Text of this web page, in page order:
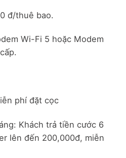
đ/thuê bao.
Wi-Fi 5 hoặc Modem
phí đặt cọc
Khách trả tiền cước 6
lên đến 200,000đ, miễn